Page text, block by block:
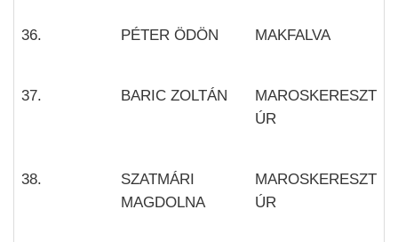
36. PÉTER ÖDÖN MAKFALVA
37. BARIC ZOLTÁN
MAROSKERESZT
ÚR
38.
SZATMÁRI
MAGDOLNA
MAROSKERESZT
ÚR